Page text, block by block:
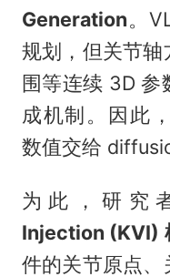
Generation。
规划，但关节
围等连续 3D 参
成机制。因此
数值交给
为此，研究
Injection (KVI)
件的关节原点、